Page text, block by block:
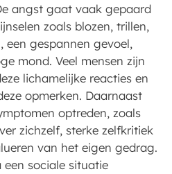
angst gaat vaak gepaard
zoals blozen, trillen,
een gespannen gevoel,
mond. Veel mensen zijn
lichamelijke reacties en
opmerken. Daarnaast
optreden, zoals
zichzelf, sterke zelfkritiek
van het eigen gedrag.
een sociale situatie